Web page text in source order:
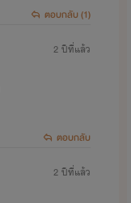
ตอบกลับ (1)
2 ปีที่แล้ว
ตอบกลับ
2 ปีที่แล้ว